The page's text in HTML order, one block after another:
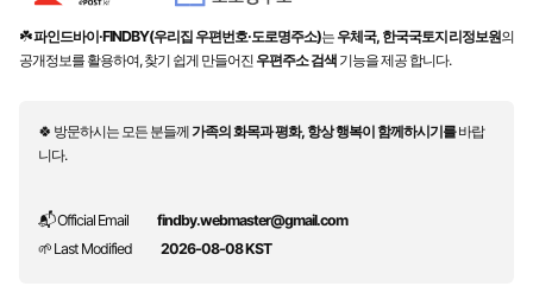
☘️파인드바이·FINDBY(우리집 우편번호·도로명주소)는 우체국, 한국국토지리정보원의
공개정보를 활용하여, 찾기 쉽게 만들어진 우편주소 검색 기능을 제공 합니다.
🍀 방문하시는 모든 분들께가족의 화목과 평화, 항상 행복이 함께하시기를바랍
니다.
📬 Official Email
findby.webmaster@gmail.com
🌱 Last Modified
2026-08-08 KST